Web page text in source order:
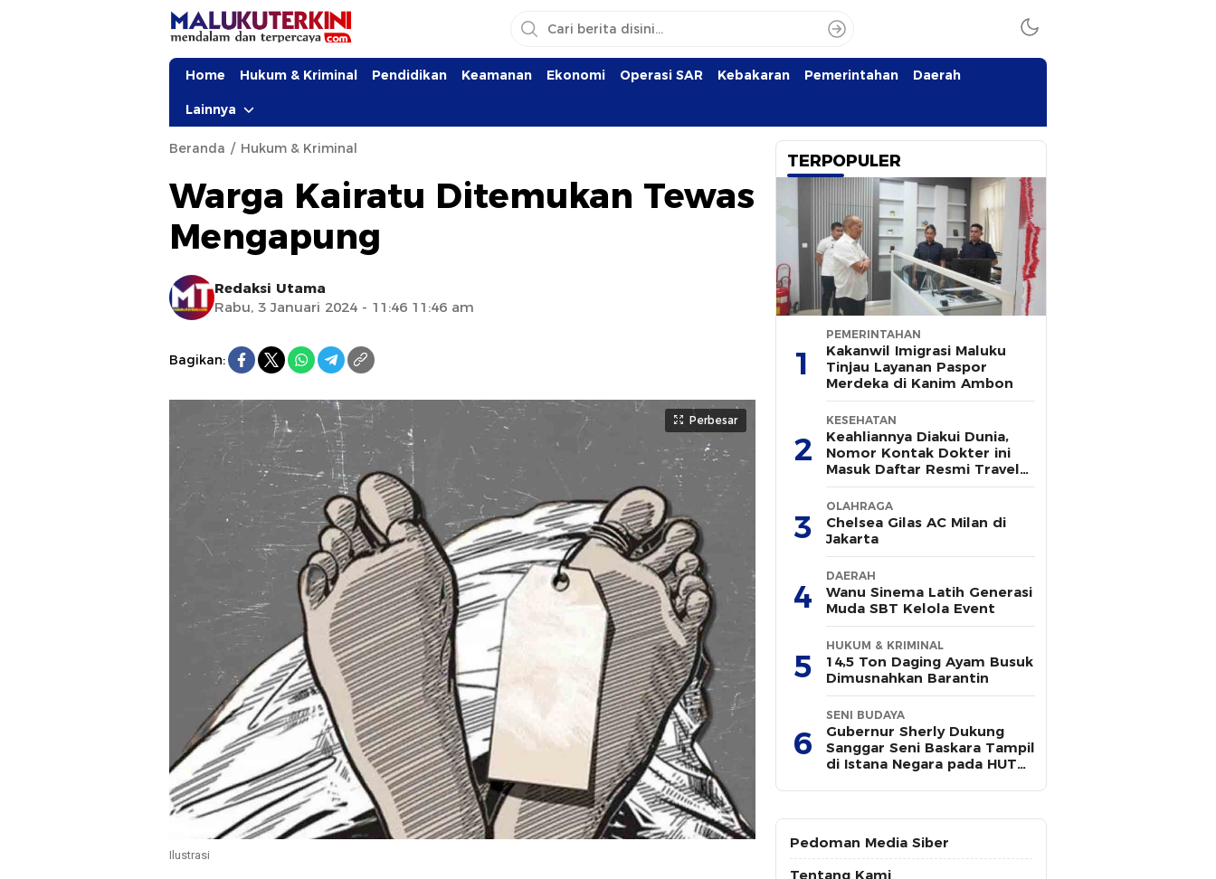
Home Hukum & Kriminal Pendidikan Keamanan Ekonomi Operasi SAR Kebakaran Pemerintahan Daerah
Lainnya
Beranda Hukum & Kriminal
Warga Kairatu Ditemukan Tewas
Mengapung
Redaksi Utama
Rabu, 3 Januari 2024 - 11:46 11:46 am
Bagikan:
Perbesar
Ilustrasi
TERPOPULER
1
PEMERINTAHAN
Kakanwil Imigrasi Maluku
Tinjau Layanan Paspor
Merdeka di Kanim Ambon
2
KESEHATAN
Keahliannya Diakui Dunia,
Nomor Kontak Dokter ini
Masuk Daftar Resmi Travel
Agent Eropa
3
OLAHRAGA
Chelsea Gilas AC Milan di
Jakarta
4
DAERAH
Wanu Sinema Latih Generasi
Muda SBT Kelola Event
5
HUKUM & KRIMINAL
14,5 Ton Daging Ayam Busuk
Dimusnahkan Barantin
6
SENI BUDAYA
Gubernur Sherly Dukung
Sanggar Seni Baskara Tampil
di Istana Negara pada HUT
Pedoman Media Siber
Tentang Kami